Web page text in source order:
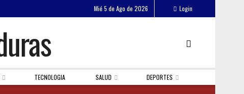
Mié 5 de Ago de 2026 Login
TECNOLOGIA SALUD DEPORTES